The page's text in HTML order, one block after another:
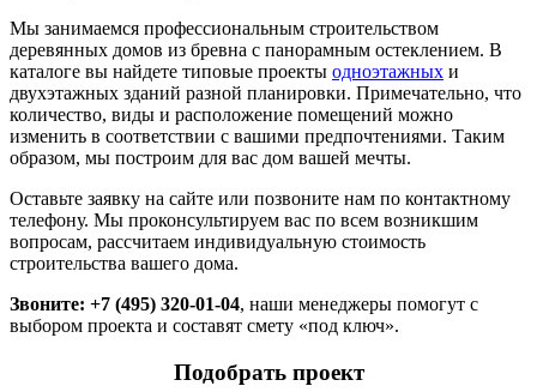
Мы занимаемся профессиональным строительством
деревянных домов из бревна с панорамным остеклением. В
каталоге вы найдете типовые проекты одноэтажных и
двухэтажных зданий разной планировки. Примечательно, что
количество, виды и расположение помещений можно
изменить в соответствии с вашими предпочтениями. Таким
образом, мы построим для вас дом вашей мечты.
Оставьте заявку на сайте или позвоните нам по контактному
телефону. Мы проконсультируем вас по всем возникшим
вопросам, рассчитаем индивидуальную стоимость
строительства вашего дома.
Звоните: +7 (495) 320-01-04, наши менеджеры помогут с
выбором проекта и составят смету «под ключ».
Подобрать проект